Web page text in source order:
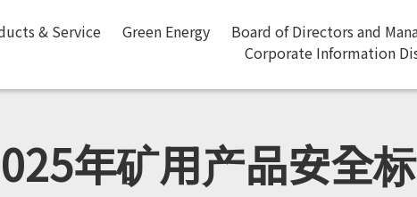
& Service Green Energy Board of Directors and
Corporate Information
年矿用产品安全